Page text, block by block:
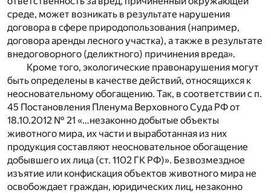
среде, может возникать в результате нарушения
договора в сфере природопользования (например,
договора аренды лесного участка), а также в результате
внедоговорного (деликтного) причинения вреда».
Кроме того, экологические правонарушения могут
быть определены в качестве действий, относящихся к
неосновательному обогащению. Так, в соответствии с п.
45 Постановления Пленума Верховного Суда РФ от
18.10.2012 № 21 «…незаконно добытые объекты
животного мира, их части и выработанная из них
продукция составляют неосновательное обогащение
добывшего их лица (ст. 1102 ГК РФ)». Безвозмездное
изъятие или конфискация объектов животного мира не
освобождает граждан, юридических лиц, незаконно